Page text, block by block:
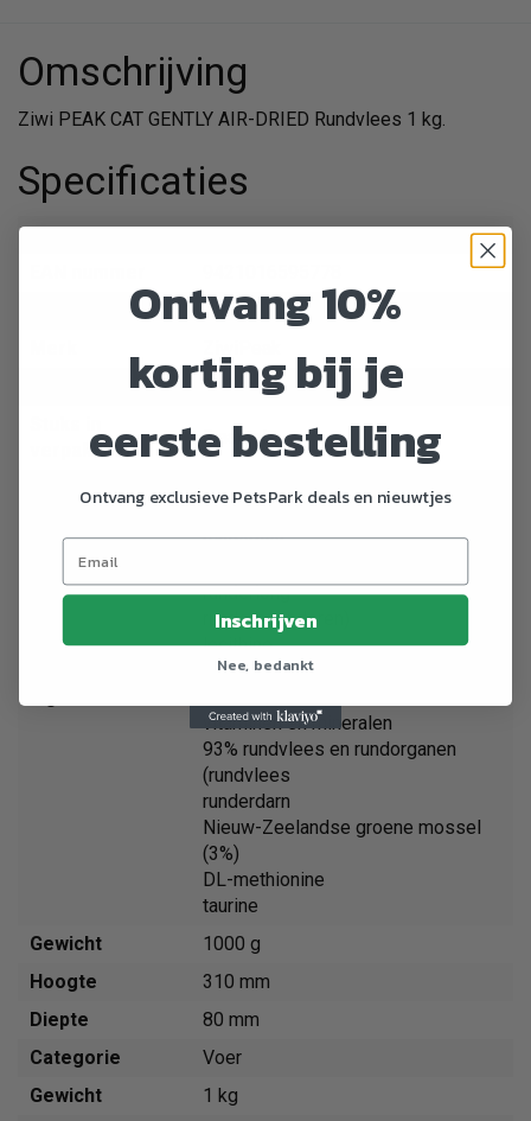
Omschrijving
Ziwi PEAK CAT GENTLY AIR-DRIED Rundvlees 1 kg.
Specificaties
Artikelnummer
330101
Kat
200 mm
verpakking
5 aantal
Zout
rundernier
runderlong
runderbeenderen)
lecithine
inuline van cichorei
vitaminen en mineralen
93% rundvlees en rundorganen
(rundvlees
runderdarn
Nieuw-Zeelandse groene mossel
(3%)
DL-methionine
taurine
Gewicht
1000 g
Hoogte
310 mm
Diepte
80 mm
Categorie
Voer
Gewicht
1 kg
Ontvang 10%
korting bij je
eerste bestelling
Ontvang exclusieve PetsPark deals en nieuwtjes
Inschrijven
Nee, bedankt